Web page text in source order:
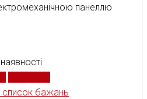
панеллю
список бажань